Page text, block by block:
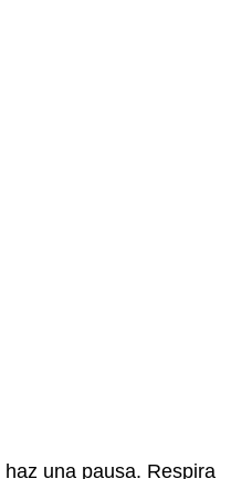
una pausa. Respira